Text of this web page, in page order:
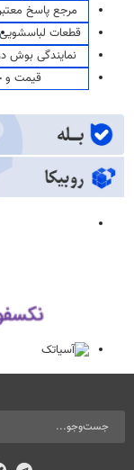
مرجع پاسخ
قطعات لباسشویی
نمایندگی بوش
قیمت و